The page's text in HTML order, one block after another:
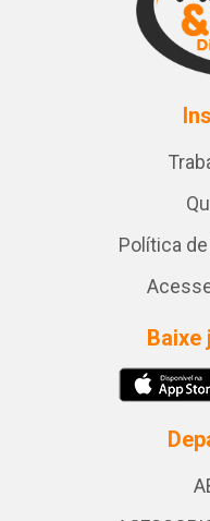
Política
Baixe